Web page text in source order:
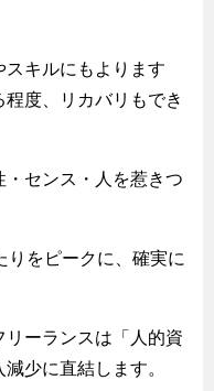
キルにもよります
度、リカバリもでき
センス・人を惹きつ
りをピークに、確実に
ーランスは「人的資
少に直結します。